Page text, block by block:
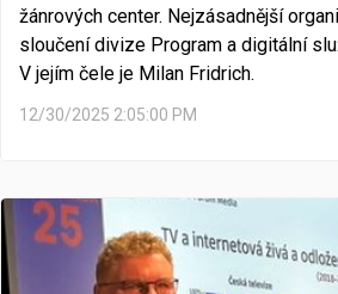
žánrových center. Nejzásadnější
sloučení divize Program a digitální
V jejím čele je Milan Fridrich.
12/30/2025 2:05:00 PM